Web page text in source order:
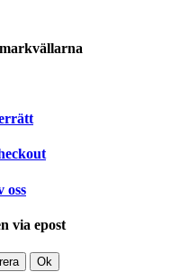
oss
via epost